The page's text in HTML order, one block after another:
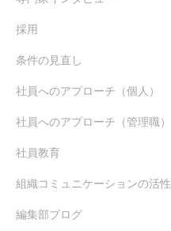
採用
条件の見直し
社員へのアプローチ（個人）
社員へのアプローチ（管理職）
社員教育
組織コミュニケーションの活性
編集部ブログ